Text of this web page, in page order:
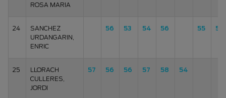
ROSA MARIA
24
SANCHEZ
URDANGARIN,
ENRIC
56 53 54 56 55 57
25
LLORACH
CULLERES,
JORDI
57 56 56 57 58 54